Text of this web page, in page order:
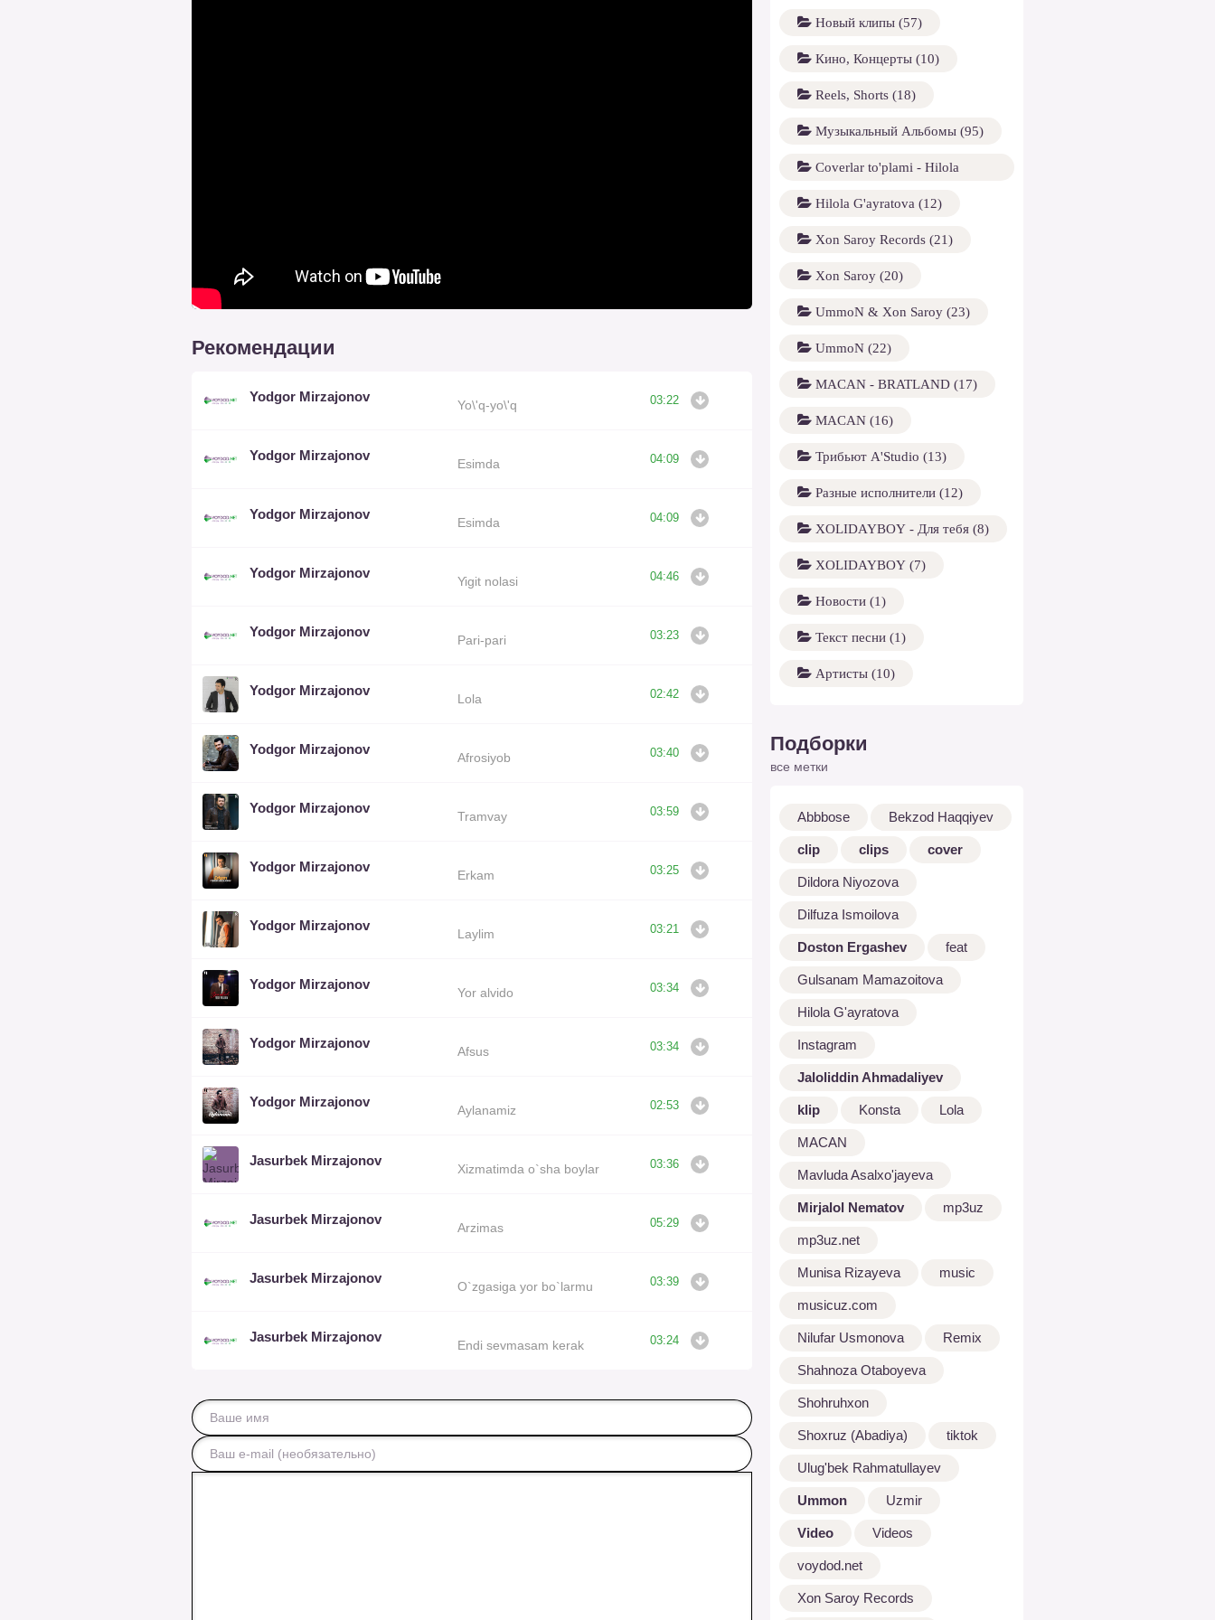
Рекомендации
Yodgor Mirzajonov
Yo\'q-yo\'q 03:22
Yodgor Mirzajonov
Esimda 04:09
Yodgor Mirzajonov
Esimda 04:09
Yodgor Mirzajonov
Yigit nolasi 04:46
Yodgor Mirzajonov
Pari-pari 03:23
Yodgor Mirzajonov
Lola 02:42
Yodgor Mirzajonov
Afrosiyob 03:40
Yodgor Mirzajonov
Tramvay 03:59
Yodgor Mirzajonov
Erkam 03:25
Yodgor Mirzajonov
Laylim 03:21
Yodgor Mirzajonov
Yor alvido 03:34
Yodgor Mirzajonov
Afsus 03:34
Yodgor Mirzajonov
Aylanamiz 02:53
Jasurbek Mirzajonov
Xizmatimda o`sha boylar 03:36
Jasurbek Mirzajonov
Arzimas 05:29
Jasurbek Mirzajonov
O`zgasiga yor bo`larmu 03:39
Jasurbek Mirzajonov
Endi sevmasam kerak 03:24
Новый клипы (57)
Кино, Концерты (10)
Reels, Shorts (18)
Музыкальный Альбомы (95)
Coverlar to'plami - Hilola
G'ayratova (13)
Hilola G'ayratova (12)
Xon Saroy Records (21)
Xon Saroy (20)
UmmoN & Xon Saroy (23)
UmmoN (22)
MACAN - BRATLAND (17)
MACAN (16)
Трибьют A'Studio (13)
Разные исполнители (12)
XOLIDAYBOY - Для тебя (8)
XOLIDAYBOY (7)
Новости (1)
Текст песни (1)
Артисты (10)
Подборки
все метки
Abbbose Bekzod Haqqiyev
clip clips cover
Dildora Niyozova
Dilfuza Ismoilova
Doston Ergashev feat
Gulsanam Mamazoitova
Hilola G'ayratova
Instagram
Jaloliddin Ahmadaliyev
klip Konsta Lola
MACAN
Mavluda Asalxo'jayeva
Mirjalol Nematov mp3uz
mp3uz.net
Munisa Rizayeva music
musicuz.com
Nilufar Usmonova Remix
Shahnoza Otaboyeva
Shohruhxon
Shoxruz (Abadiya) tiktok
Ulug'bek Rahmatullayev
Ummon Uzmir
Video Videos
voydod.net
Xon Saroy Records